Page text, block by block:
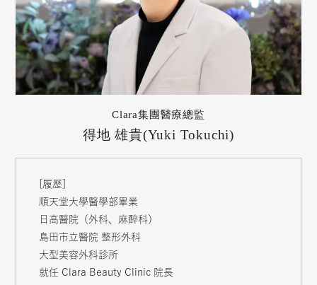
Clara集團醫療總監
得地 雄貴(Yuki Tokuchi)
[履歷]
順天堂大學醫學部畢業
日高醫院（外科、麻醉科）
島田市立醫院 整形外科
大型美容外科診所
就任 Clara Beauty Clinic 院長